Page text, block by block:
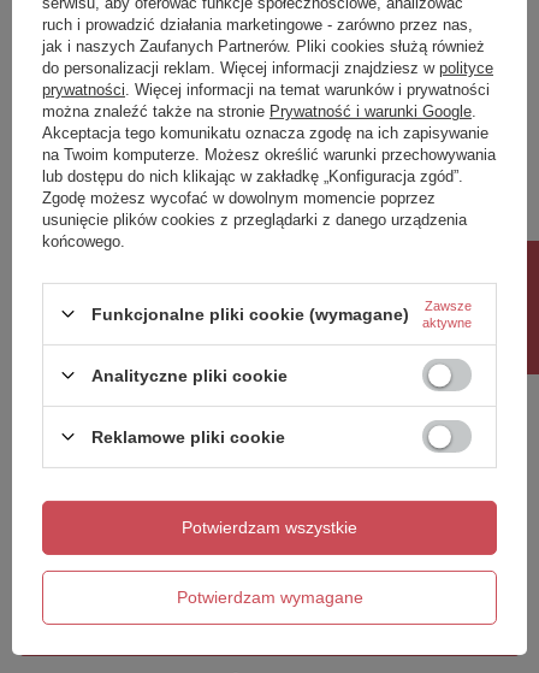
Napisz swoją opinię
Twoja ocena:
5/5
Treść twojej opinii
Dodaj własne zdjęcie produktu:
Wyślij opinię
ruch i prowadzić działania marketingowe - zarówno przez nas,
jak i naszych Zaufanych Partnerów. Pliki cookies służą również
do personalizacji reklam. Więcej informacji znajdziesz w polityce
prywatności . Więcej informacji na temat warunków i prywatności
można znaleźć także na stronie Prywatność i warunki Google
Akceptacja tego komunikatu oznacza zgodę na ich zapisywanie
na Twoim komputerze. Możesz określić warunki przechowywania
lub dostępu do nich klikając w zakładkę „Konfiguracja zgód”.
Zgodę możesz wycofać w dowolnym momencie poprzez
usunięcie plików cookies z przeglądarki z danego urządzenia
końcowego.
Funkcjonalne pliki cookie (wymagane) Zawsze
aktywne
Analityczne pliki cookie
Reklamowe pliki cookie
Potwierdzam wymagane
Potwierdzam wszystkie